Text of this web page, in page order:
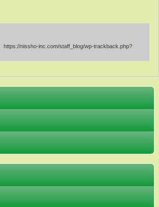
https://nissho-inc.com/staff_blog/wp-trackback.php?